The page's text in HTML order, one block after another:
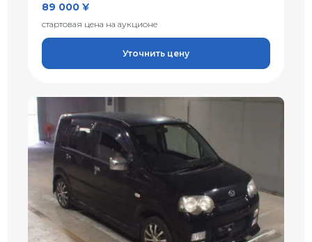
89 000 ¥
стартовая цена на аукционе
Уточнить цену